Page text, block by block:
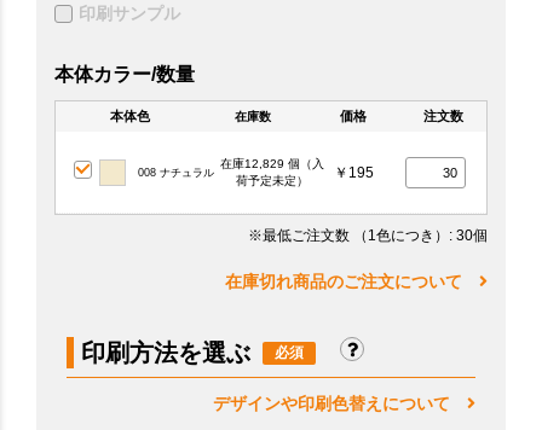
印刷サンプル
本体カラー/数量
本体色 在庫数 価格 注文数
008 ナチュラル
在庫12,829 個（入
荷予定未定）
￥195
※最低ご注文数 （1色につき） : 30個
在庫切れ商品のご注文について
印刷方法を選ぶ
デザインや印刷色替えについて